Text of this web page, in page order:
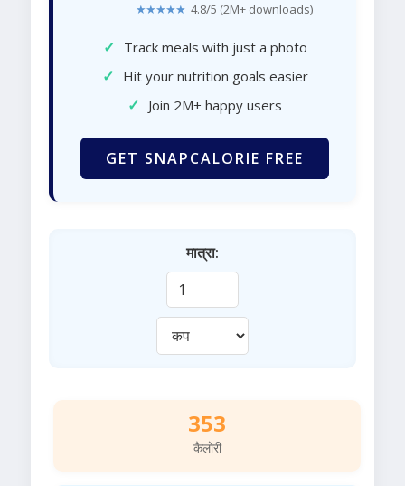
★★★★★ 4.8/5 (2M+ downloads)
✓ Track meals with just a photo
✓ Hit your nutrition goals easier
✓ Join 2M+ happy users
GET SNAPCALORIE FREE
मात्रा:
353
कैलोरी